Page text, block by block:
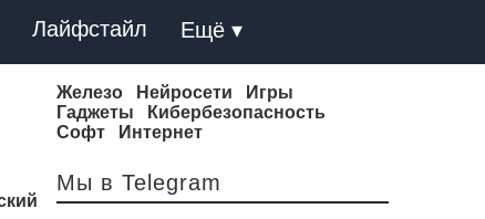
Лайфстайл Ещё ▾
Железо Нейросети
Игры
Гаджеты
Кибербезопасность
Софт
Интернет
Мы в Telegram